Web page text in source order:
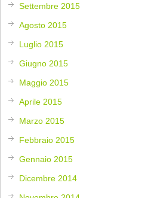
Settembre 2015
Agosto 2015
Luglio 2015
Giugno 2015
Maggio 2015
Aprile 2015
Marzo 2015
Febbraio 2015
Gennaio 2015
Dicembre 2014